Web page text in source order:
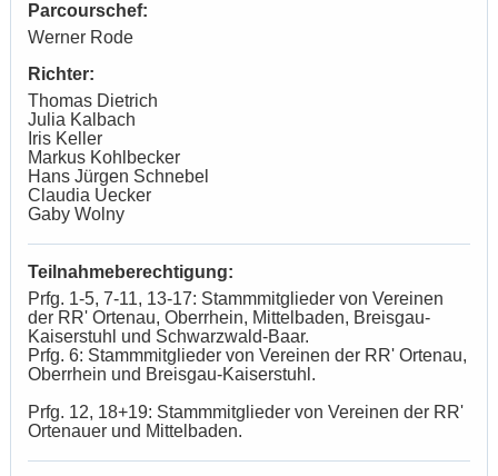
Parcourschef:
Werner Rode
Richter:
Thomas Dietrich
Julia Kalbach
Iris Keller
Markus Kohlbecker
Hans Jürgen Schnebel
Claudia Uecker
Gaby Wolny
Teilnahmeberechtigung:
Prfg. 1-5, 7-11, 13-17: Stammmitglieder von Vereinen
der RR' Ortenau, Oberrhein, Mittelbaden, Breisgau-
Kaiserstuhl und Schwarzwald-Baar.
Prfg. 6: Stammmitglieder von Vereinen der RR' Ortenau,
Oberrhein und Breisgau-Kaiserstuhl.
Prfg. 12, 18+19: Stammmitglieder von Vereinen der RR'
Ortenauer und Mittelbaden.